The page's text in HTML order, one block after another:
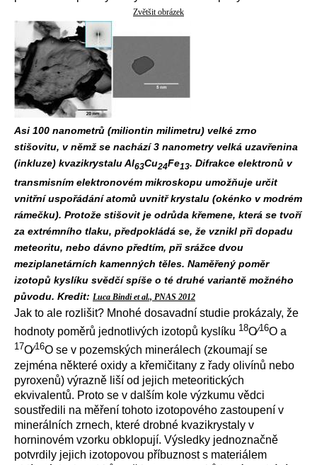
Zvětšit obrázek
Asi 100 nanometrů (miliontin milimetru) velké zrno
stišovitu, v němž se nachází 3 nanometry velká uzavřenina
(inkluze) kvazikrystalu Al63Cu24Fe13. Difrakce elektronů v
transmisním elektronovém mikroskopu umožňuje určit
vnitřní uspořádání atomů uvnitř krystalu (okénko v modrém
rámečku). Protože stišovit je odrůda křemene, která se tvoří
za extrémního tlaku, předpokládá se, že vznikl při dopadu
meteoritu, nebo dávno předtím, při srážce dvou
meziplanetárních kamenných těles. Naměřený poměr
izotopů kyslíku svědčí spíše o té druhé variantě možného
původu. Kredit: Luca Bindi et al., PNAS 2012
Jak to ale rozlišit? Mnohé dosavadní studie prokázaly, že
hodnoty poměrů jednotlivých izotopů kyslíku 18O∕16O a
17O∕16O se v pozemských minerálech (zkoumají se
zejména některé oxidy a křemičitany z řady olivínů nebo
pyroxenů) výrazně liší od jejich meteoritických
ekvivalentů. Proto se v dalším kole výzkumu vědci
soustředili na měření tohoto izotopového zastoupení v
minerálních zrnech, které drobné kvazikrystaly v
horninovém vzorku obklopují. Výsledky jednoznačně
potvrdily jejich izotopovou příbuznost s materiálem